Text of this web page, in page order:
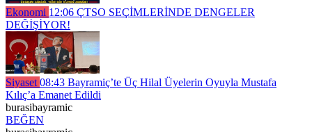
Ekonomi 12:06 ÇTSO SEÇİMLERİNDE DENGELER
DEĞİŞİYOR!
Siyaset 08:43 Bayramiç’te Üç Hilal Üyelerin Oyuyla Mustafa
Kılıç’a Emanet Edildi
burasibayramic
BEĞEN